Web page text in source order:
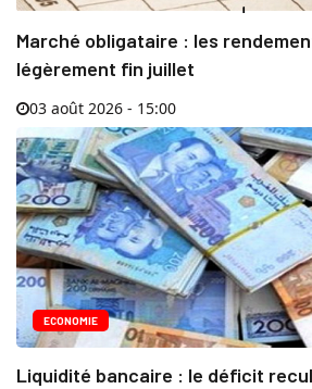
Marché obligataire : les
légèrement fin juillet
03 août 2026 - 15:00
ECONOMIE
Liquidité bancaire : le déficit